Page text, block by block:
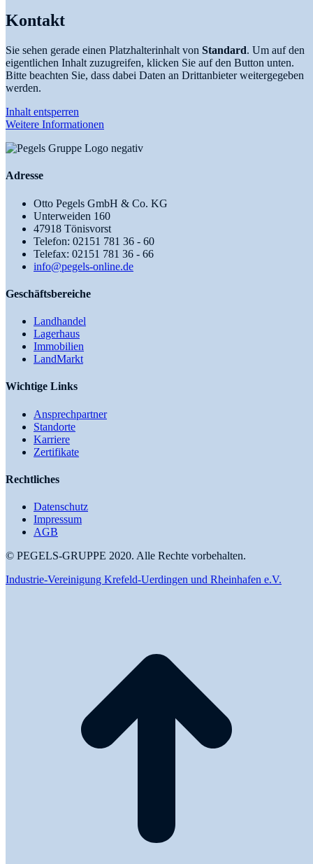
Kontakt
Sie sehen gerade einen Platzhalterinhalt von Standard. Um auf den
eigentlichen Inhalt zuzugreifen, klicken Sie auf den Button unten.
Bitte beachten Sie, dass dabei Daten an Drittanbieter weitergegeben
werden.
Inhalt entsperren
Weitere Informationen
Adresse
Otto Pegels GmbH & Co. KG
Unterweiden 160
47918 Tönisvorst
Telefon: 02151 781 36 - 60
Telefax: 02151 781 36 - 66
info@pegels-online.de
Geschäftsbereiche
Landhandel
Lagerhaus
Immobilien
LandMarkt
Wichtige Links
Ansprechpartner
Standorte
Karriere
Zertifikate
Rechtliches
Datenschutz
Impressum
AGB
© PEGELS-GRUPPE 2020. Alle Rechte vorbehalten.
Industrie-Vereinigung Krefeld-Uerdingen und Rheinhafen e.V.